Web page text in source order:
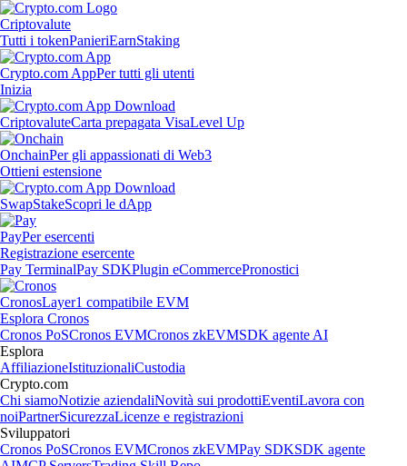
Criptovalute
Tutti i tokenPanieriEarnStaking
Crypto.com AppPer tutti gli utenti
Inizia
CriptovaluteCarta prepagata VisaLevel Up
OnchainPer gli appassionati di Web3
Ottieni estensione
SwapStakeScopri le dApp
PayPer esercenti
Registrazione esercente
Pay TerminalPay SDKPlugin eCommercePronostici
CronosLayer1 compatibile EVM
Esplora Cronos
Cronos PoSCronos EVMCronos zkEVMSDK agente AI
Esplora
AffiliazioneIstituzionaliCustodia
Crypto.com
Chi siamoNotizie aziendaliNovità sui prodottiEventiLavora con
noiPartnerSicurezzaLicenze e registrazioni
Sviluppatori
Cronos PoSCronos EVMCronos zkEVMPay SDKSDK agente